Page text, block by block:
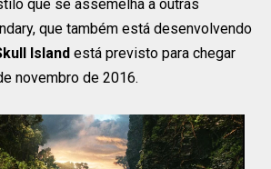
que se assemelha a outras
que também está desenvolvendo
Island está previsto para chegar
novembro de 2016.